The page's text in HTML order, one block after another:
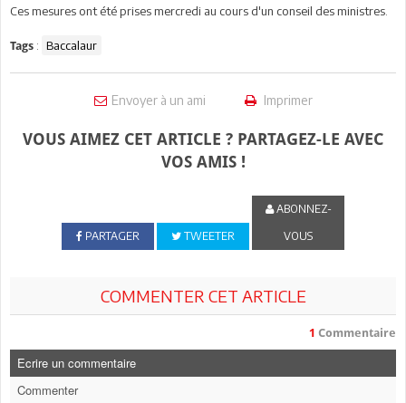
Ces mesures ont été prises mercredi au cours d'un conseil des ministres.
Tags : Baccalaur
Envoyer à un ami Imprimer
VOUS AIMEZ CET ARTICLE ? PARTAGEZ-LE AVEC
VOS AMIS !
PARTAGER TWEETER
ABONNEZ-
VOUS
COMMENTER CET ARTICLE
1 Commentaire
Ecrire un commentaire
Commenter